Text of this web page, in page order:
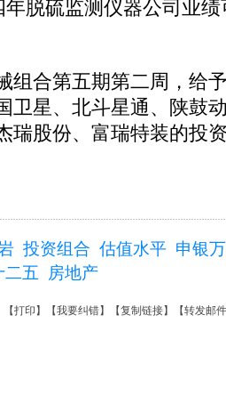
年脱硫监测仪器公司业
合第五期第二周，给
卫星、北斗星通、陕鼓
瑞股份、富瑞特装的投
投资组合 估值水平 申银
二五 房地产
【打印 】【我要纠错】【复制链接】【转发邮件